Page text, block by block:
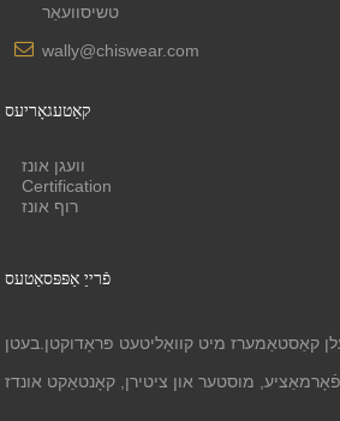
טשיסוועאַר
wally@chiswear.com
קאַטעגאָריעס
וועגן אונז
Certification
רוף אונז
פֿרייַ אַפּפּסאַטעס
קאַסטאַמערז מיט קוואַליטעט פּראָדוקטן.בעטן